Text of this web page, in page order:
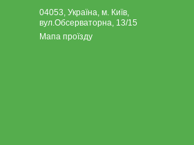
04053, Україна, м. Київ,
вул.Обсерваторна, 13/15
Мапа проїзду